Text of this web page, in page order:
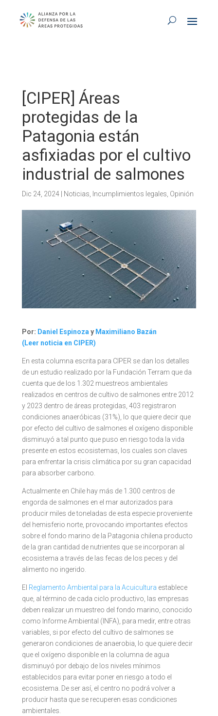
[CIPER] Áreas
protegidas de la
Patagonia están
asfixiadas por el cultivo
industrial de salmones
Dic 24, 2024| Noticias Incumplimientos legales Opinión
Por: Daniel Espinoza y Maximiliano Bazán
(Leer noticia en CIPER)
En esta columna escrita para CIPER se dan los detalles
de un estudio realizado por la Fundación Terram que da
cuenta que de los 1.302 muestreos ambientales
realizados en centros de cultivo de salmones entre 2012
y 2023 dentro de áreas protegidas, 403 registraron
condiciones anaeróbicas (31%), lo que quiere decir que
por efecto del cultivo de salmones el oxígeno disponible
disminuyó a tal punto que puso en riesgo toda la vida
presente en estos ecosistemas, los cuales son claves
para enfrentar la crisis climática por su gran capacidad
para absorber carbono.
Actualmente en Chile hay más de 1.300 centros de
engorda de salmones en el mar autorizados para
producir miles de toneladas de esta especie proveniente
del hemisferio norte, provocando importantes efectos
sobre el fondo marino de la Patagonia chilena producto
de la gran cantidad de nutrientes que se incorporan al
ecosistema a través de las fecas de los peces y del
alimento no ingerido.
El Reglamento Ambiental para la Acuicultura establece
que, al término de cada ciclo productivo, las empresas
deben realizar un muestreo del fondo marino, conocido
como Informe Ambiental (INFA), para medir, entre otras
variables, si por efecto del cultivo de salmones se
generaron condiciones de anaerobia, lo que quiere decir
que el oxígeno disponible en la columna de agua
disminuyó por debajo de los niveles mínimos
establecidos para evitar poner en riesgo a todo el
ecosistema. De ser así, el centro no podrá volver a
producir hasta que se recuperen esas condiciones
ambientales.